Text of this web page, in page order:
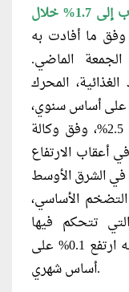
صعد معدل التضخم السنوي في المغرب إلى 1.7% خلال
وفق ما أفادت به
الماضي.
المحرك
الشهر الماضي 0.6%، على أساس سنوي،
فيما ارتفع تضخم السلع غير الغذائية 2.5%، وفق وكالة
وارتفعت أسعار النقل 8.4% في أعقاب الارتفاع
في الشرق الأوسط
الأساسي،
تتحكم فيها
الحكومة، 0.3% على أساس سنوي لكنه ارتفع 0.1% على
أساس شهري.